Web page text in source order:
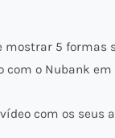
mostrar 5 formas
com o Nubank em
com os seus